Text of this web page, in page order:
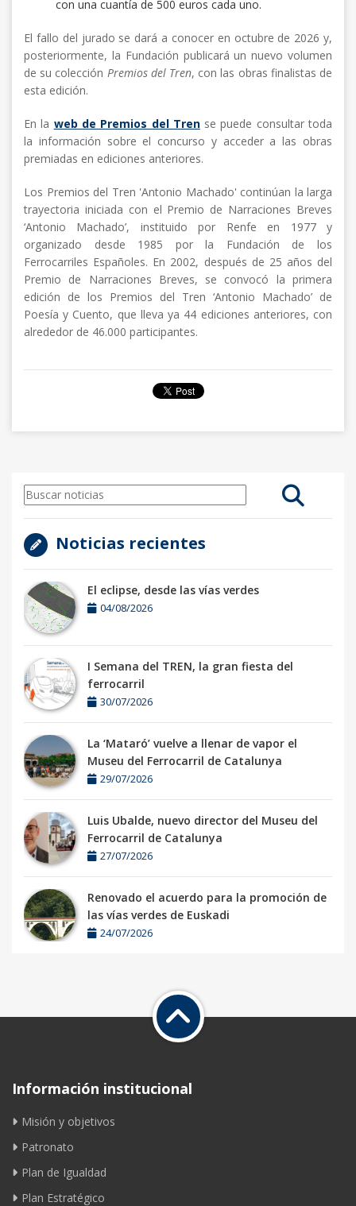
con una cuantía de 500 euros cada uno.
El fallo del jurado se dará a conocer en octubre de 2026 y,
posteriormente, la Fundación publicará un nuevo volumen
de su colección Premios del Tren, con las obras finalistas de
esta edición.
En la web de Premios del Trense puede consultar toda
la información sobre el concurso y acceder a las obras
premiadas en ediciones anteriores.
Los Premios del Tren 'Antonio Machado' continúan la larga
trayectoria iniciada con el Premio de Narraciones Breves
‘Antonio Machado’, instituido por Renfe en 1977 y
organizado desde 1985 por la Fundación de los
Ferrocarriles Españoles. En 2002, después de 25 años del
Premio de Narraciones Breves, se convocó la primera
edición de los Premios del Tren ‘Antonio Machado’ de
Poesía y Cuento, que lleva ya 44 ediciones anteriores, con
alrededor de 46.000 participantes.
Noticias recientes
El eclipse, desde las vías verdes
04/08/2026
I Semana del TREN, la gran fiesta del
ferrocarril
30/07/2026
La ‘Mataró’ vuelve a llenar de vapor el
Museu del Ferrocarril de Catalunya
29/07/2026
Luis Ubalde, nuevo director del Museu del
Ferrocarril de Catalunya
27/07/2026
Renovado el acuerdo para la promoción de
las vías verdes de Euskadi
24/07/2026
Información institucional
Misión y objetivos
Patronato
Plan de Igualdad
Plan Estratégico